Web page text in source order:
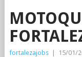
fortalezajobs 15/01/